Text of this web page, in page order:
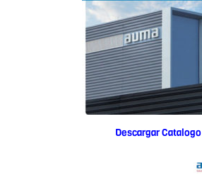
Descargar Catalogo